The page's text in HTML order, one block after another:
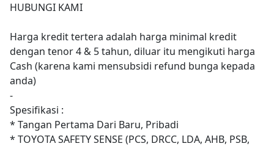
HUBUNGI KAMI
Harga kredit tertera adalah harga minimal kredit
dengan tenor 4 & 5 tahun, diluar itu mengikuti harga
Cash (karena kami mensubsidi refund bunga kepada
anda)
-
Spesifikasi :
* Tangan Pertama Dari Baru, Pribadi
* TOYOTA SAFETY SENSE (PCS, DRCC, LDA, AHB, PSB,